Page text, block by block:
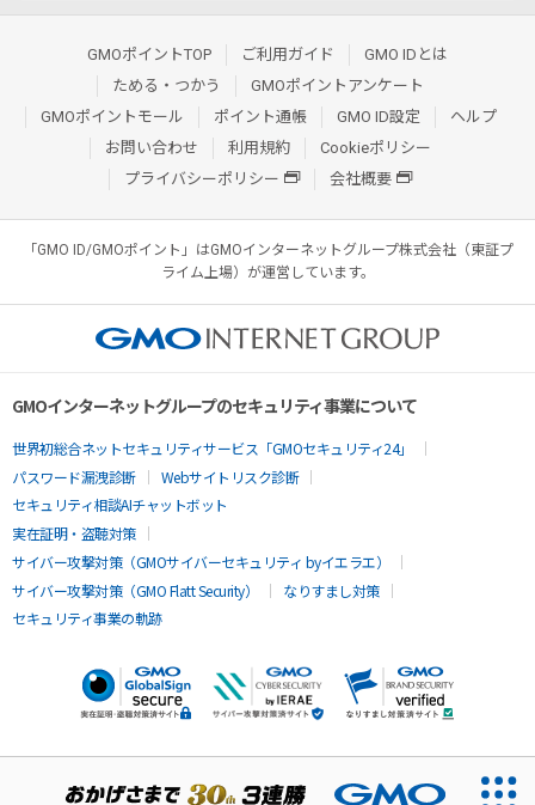
GMOポイントTOP ご利用ガイド
GMO IDとは
ためる・つかう
GMOポイントアンケート
GMOポイントモール
ポイント通帳 GMO ID設定
ヘルプ
お問い合わせ
利用規約
Cookieポリシー
プライバシーポリシー
会社概要
「GMO ID/GMOポイント」はGMOインターネットグループ株式会社（東証プ
ライム上場）が運営しています。
GMOインターネットグループのセキュリティ事業について
世界初総合ネットセキュリティサービス「GMOセキュリティ24」
パスワード漏洩診断
Webサイトリスク診断
セキュリティ相談AIチャットボット
実在証明・盗聴対策
サイバー攻撃対策（GMOサイバーセキュリティ byイエラエ）
サイバー攻撃対策（GMO Flatt Security）
なりすまし対策
セキュリティ事業の軌跡